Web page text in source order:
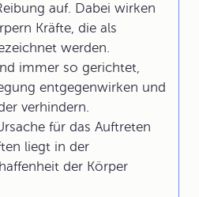
auf. Dabei wirken
Kräfte, die als
werden.
immer so gerichtet,
entgegenwirken und
verhindern.
für das Auftreten
liegt in der
der Körper